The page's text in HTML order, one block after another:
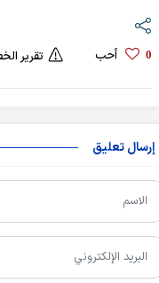
0 أحب تقرير
إرسال تعليق